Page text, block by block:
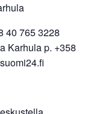
40 765 3228
Karhula p. +358